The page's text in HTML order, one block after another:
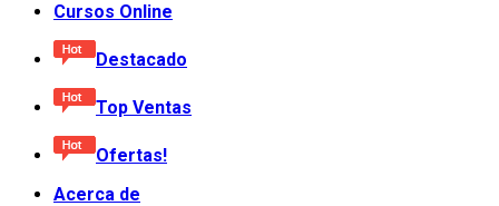
Cursos Online
Destacado
Top Ventas
Ofertas!
Acerca de